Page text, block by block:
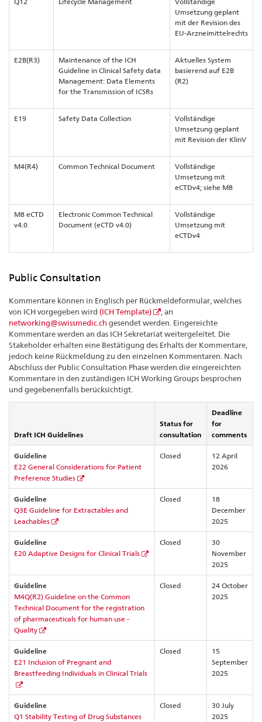
Umsetzung geplant
mit der Revision des
EU-Arzneimittelrechts
E2B(R3)
Maintenance of the ICH
Guideline in Clinical Safety data
Management: Data Elements
for the Transmission of ICSRs
Aktuelles System
basierend auf E2B
(R2)
E19 Safety Data Collection
Vollständige
Umsetzung geplant
mit Revision der KlinV
M4(R4) Common Technical Document
Vollständige
Umsetzung mit
eCTDv4; siehe M8
M8 eCTD
v4.0
Electronic Common Technical
Document (eCTD v4.0)
Vollständige
Umsetzung mit
eCTDv4
Public Consultation
Kommentare können in Englisch per Rückmeldeformular, welches
von ICH vorgegeben wird (ICH Template)
, an
networking@swissmedic.ch gesendet werden. Eingereichte
Kommentare werden an das ICH Sekretariat weitergeleitet. Die
Stakeholder erhalten eine Bestätigung des Erhalts der Kommentare,
jedoch keine Rückmeldung zu den einzelnen Kommentaren. Nach
Abschluss der Public Consultation Phase werden die eingereichten
Kommentare in den zuständigen ICH Working Groups besprochen
und gegebenenfalls berücksichtigt.
Draft ICH Guidelines
Status for
consultation
Deadline
for
comments
Guideline
E22 General Considerations for Patient
Preference Studies
Closed
12 April
2026
Guideline
Q3E Guideline for Extractables and
Leachables
Closed
18
December
2025
Guideline
E20 Adaptive Designs for Clinical Trials
Closed
30
November
2025
Guideline
M4Q(R2) Guideline on the Common
Technical Document for the registration
of pharmaceuticals for human use -
Quality
Closed
24 October
2025
Guideline
E21 Inclusion of Pregnant and
Breastfeeding Individuals in Clinical Trials
Closed
15
September
2025
Guideline
Q1 Stability Testing of Drug Substances
Closed
30 July
2025